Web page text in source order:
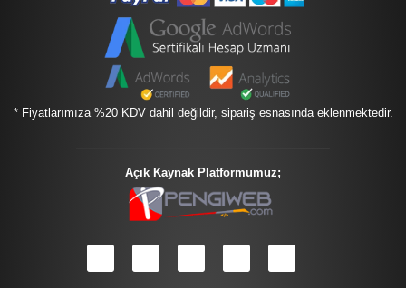
* Fiyatlarımıza %20 KDV dahil değildir, sipariş esnasında eklenmektedir.
Açık Kaynak Platformumuz;